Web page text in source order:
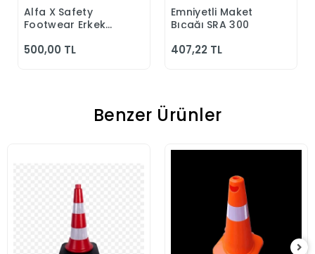
Sepete Ekle
Alfa X Safety
Footwear Erkek
Klasik Ayakkabı
500,00 TL
Sepete Ekle
Emniyetli Maket
Bıçağı SRA 300
407,22 TL
Benzer Ürünler